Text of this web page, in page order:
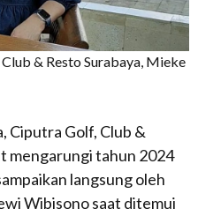
& Resto Surabaya, Mieke
Ciputra Golf, Club &
mengarungi tahun 2024
langsung oleh
Wibisono saat ditemui